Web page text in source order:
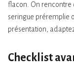
flacon. On rencontre
seringue préremplie
présentation,
Checklist